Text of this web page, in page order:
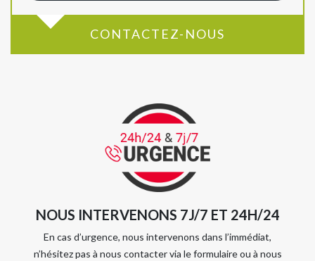
CONTACTEZ-NOUS
NOUS INTERVENONS 7J/7 ET 24H/24
En cas d’urgence, nous intervenons dans l’immédiat,
n’hésitez pas à nous contacter via le formulaire ou à nous